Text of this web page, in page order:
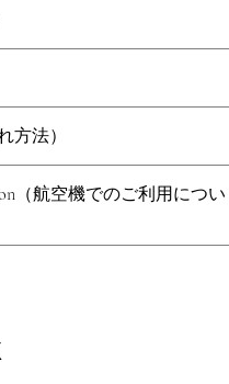
イン対応キャリーは、移動中も
の機内持ち込み基準に対応
）
、長く安心して使用可能
ロッドにより、航空機の座席下
ある内装で、移動中も快適
パネルで、空気循環と視認性を
トラップ＆ハンドルで持ち運び
性・安全性・利便性を求めるペ
リーダー、ショー出陳者から
リーです。
。
計により、しっかりとした構
ト構造により、航空機の座席
すめ）
ョー出陳者、ペット業界のプロ
絡いただいた場合に限り、返品
ねます：
している場合
店負担にて交換対応いたしま
州より正規輸入のため、お届け
いただく場合がございます。
行い、お客様へお届けいたしま
後
方法）
やパーツを取り外してくださ
れや毛、細かなゴミを取り除き
、中性洗剤（漂白剤不使用）
けて洗ってください
（航空機でのご利用につい
航空機ごとに異なる座席下スペ
会社のペットキャリーに関する
（税込）
入後、日本国内で検品・発送）